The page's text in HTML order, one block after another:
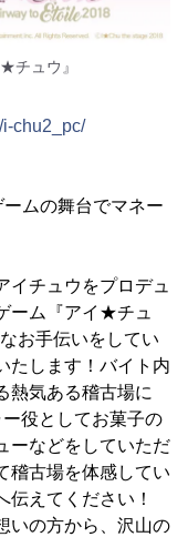
チュウ』
chu2_pc/
ムの舞台でマネー
イチュウをプロデュ
ーム『アイ★チュ
お手伝いをしてい
たします！バイト内
熱気ある稽古場に
役としてお菓子の
ーなどをしていただ
稽古場を体感してい
伝えてください！
いの方から、沢山の